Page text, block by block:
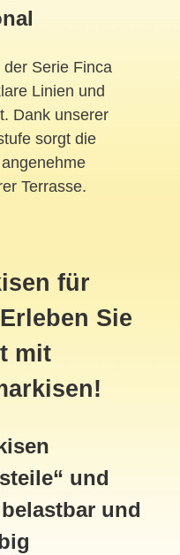
Serie Finca
Linien und
Dank unserer
sorgt die
Terrasse.
für
Sie
mit
und
und